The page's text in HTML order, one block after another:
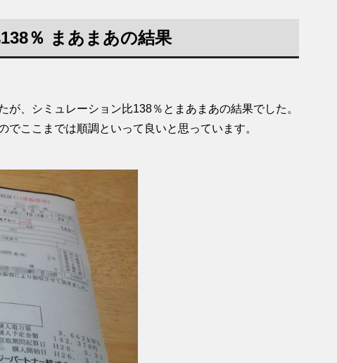
％ まあまあの結果
、シミュレーション比138％とまあまあの結果でした。
ここまでは順調といって良いと思っています。